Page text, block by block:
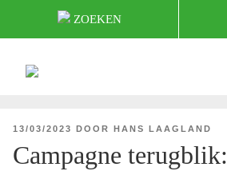
springen
ZOEKEN
GEPLAATST
13/03/2023 DOOR HANS LAAGLAND
Campagne terugblik: